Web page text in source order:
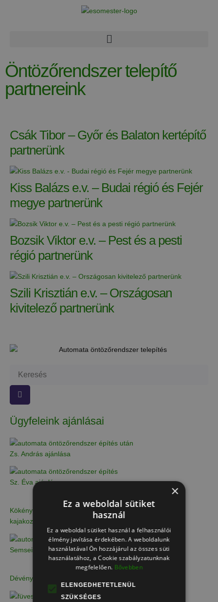
Öntözőrendszer telepítő
partnereink
Csák Tibor – Győr és Balaton kertépítő
partnerünk
Kiss Balázs e.v. – Budai régió és Fejér
megye partnerünk
Bozsik Viktor e.v. – Pest és a pesti
régió partnerünk
Szili Krisztián e.v. – Országosan
kivitelező partnerünk
Ügyfeleink ajánlásai
Zs. András ajánlása
Sz. Éva ajánlása
Kökény Roland olimpiai, világ- és Európa-bajnok magyar
kajakozó ajánlása
Semsei Rudolf ajánlása
Dévényi Tibi bácsi ajánlása
×
Ez a weboldal sütiket
használ
Ez a weboldal sütiket használ a felhasználói
élmény javítása érdekében. A weboldalunk
használatával Ön hozzájárul az összes süti
használatához, a Cookie szabályzatunknak
megfelelően. Bővebben
ELENGEDHETETLENÜL
SZÜKSÉGES